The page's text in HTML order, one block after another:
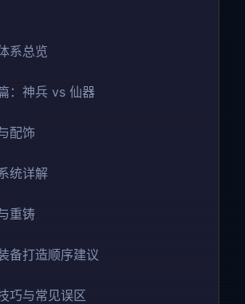
系总览
：神兵 vs 仙器
配饰
统详解
重铸
备打造顺序建议
巧与常见误区